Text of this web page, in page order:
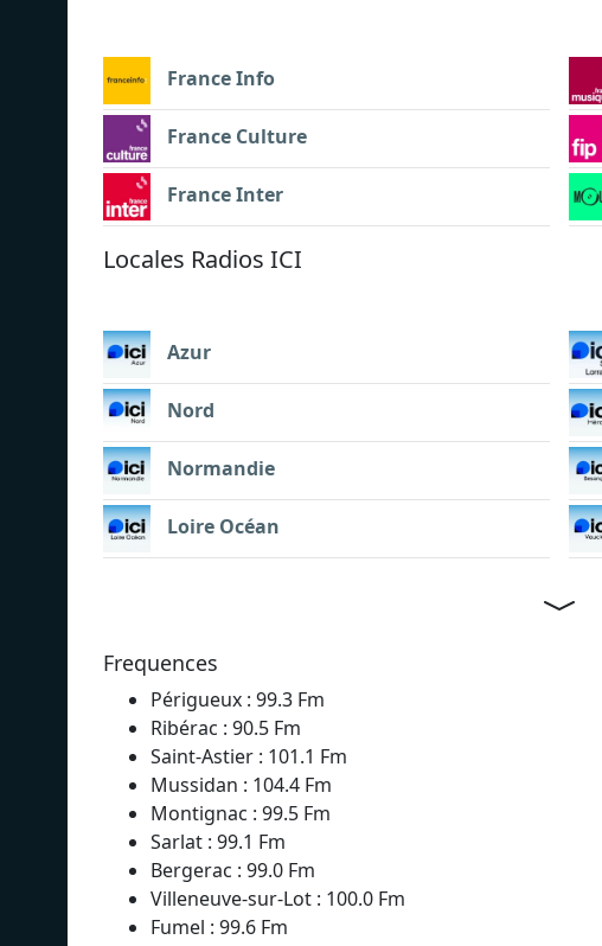
France Info
France Culture
France Inter
Locales Radios ICI
Azur
Nord
Normandie
Loire Océan
Frequences
Périgueux : 99.3 Fm
Ribérac : 90.5 Fm
Saint-Astier : 101.1 Fm
Mussidan : 104.4 Fm
Montignac : 99.5 Fm
Sarlat : 99.1 Fm
Bergerac : 99.0 Fm
Villeneuve-sur-Lot : 100.0 Fm
Fumel : 99.6 Fm